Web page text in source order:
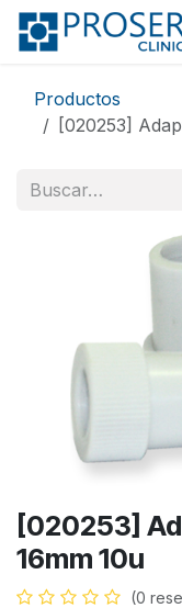
Ir al contenido
Productos
[020253]
[020253]
16mm 10u
(0